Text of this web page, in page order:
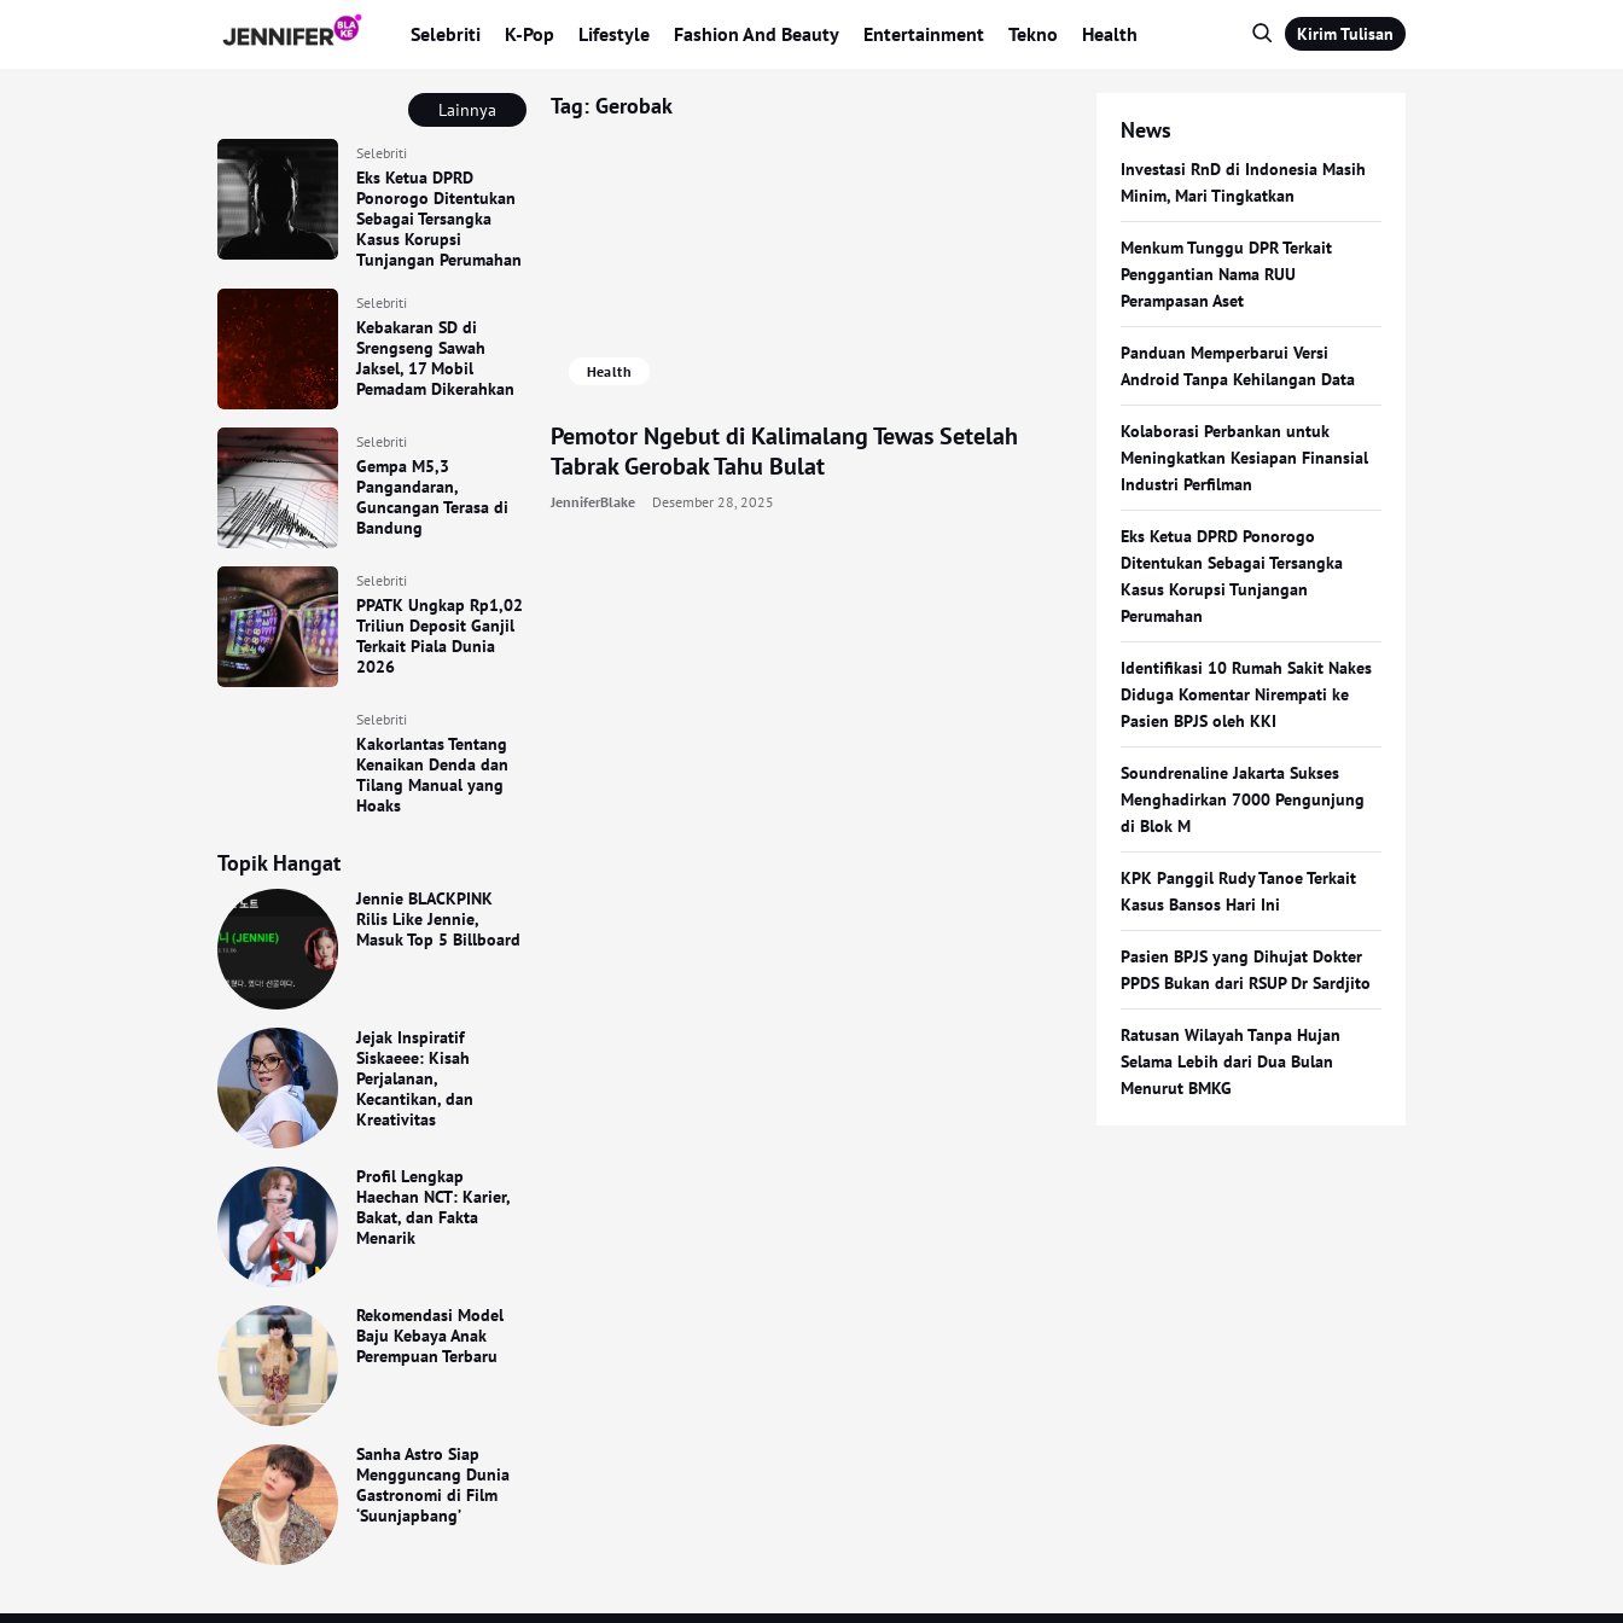
Selebriti K-Pop Lifestyle Fashion And Beauty Entertainment Tekno Health Kirim Tulisan
Lainnya
Selebriti
Eks Ketua DPRD
Ponorogo Ditentukan
Sebagai Tersangka
Kasus Korupsi
Tunjangan Perumahan
Selebriti
Kebakaran SD di
Srengseng Sawah
Jaksel, 17 Mobil
Pemadam Dikerahkan
Selebriti
Gempa M5,3
Pangandaran,
Guncangan Terasa di
Bandung
Selebriti
PPATK Ungkap Rp1,02
Triliun Deposit Ganjil
Terkait Piala Dunia
2026
Selebriti
Kakorlantas Tentang
Kenaikan Denda dan
Tilang Manual yang
Hoaks
Topik Hangat
Jennie BLACKPINK
Rilis Like Jennie,
Masuk Top 5 Billboard
Jejak Inspiratif
Siskaeee: Kisah
Perjalanan,
Kecantikan, dan
Kreativitas
Profil Lengkap
Haechan NCT: Karier,
Bakat, dan Fakta
Menarik
Rekomendasi Model
Baju Kebaya Anak
Perempuan Terbaru
Sanha Astro Siap
Mengguncang Dunia
Gastronomi di Film
‘Suunjapbang’
Tag: Gerobak
Health
Pemotor Ngebut di Kalimalang Tewas Setelah
Tabrak Gerobak Tahu Bulat
JenniferBlake Desember 28, 2025
News
Investasi RnD di Indonesia Masih
Minim, Mari Tingkatkan
Menkum Tunggu DPR Terkait
Penggantian Nama RUU
Perampasan Aset
Panduan Memperbarui Versi
Android Tanpa Kehilangan Data
Kolaborasi Perbankan untuk
Meningkatkan Kesiapan Finansial
Industri Perfilman
Eks Ketua DPRD Ponorogo
Ditentukan Sebagai Tersangka
Kasus Korupsi Tunjangan
Perumahan
Identifikasi 10 Rumah Sakit Nakes
Diduga Komentar Nirempati ke
Pasien BPJS oleh KKI
Soundrenaline Jakarta Sukses
Menghadirkan 7000 Pengunjung
di Blok M
KPK Panggil Rudy Tanoe Terkait
Kasus Bansos Hari Ini
Pasien BPJS yang Dihujat Dokter
PPDS Bukan dari RSUP Dr Sardjito
Ratusan Wilayah Tanpa Hujan
Selama Lebih dari Dua Bulan
Menurut BMKG